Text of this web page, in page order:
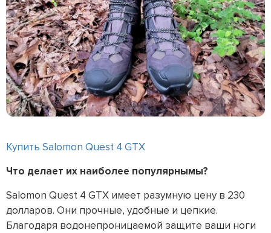
Купить Salomon Quest 4 GTX
Что делает их наиболее популярнымы?
Salomon Quest 4 GTX имеет разумную цену в 230
долларов. Они прочные, удобные и цепкие.
Благодаря водонепроницаемой защите ваши ноги